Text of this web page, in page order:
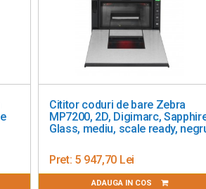
1D/2D
Cititor coduri 2D Datalogic
Gryphon GPS4421, USB
Pret:1 208,98 Lei
ADAUGA IN COS